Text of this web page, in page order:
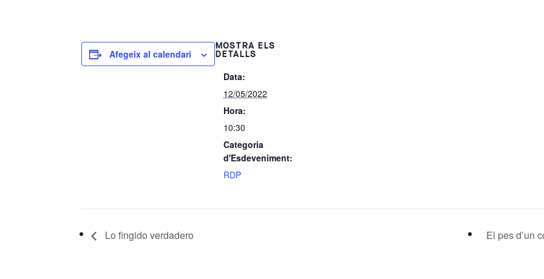
Afegeix al calendari
MOSTRA ELS
DETALLS
Data:
12/05/2022
Hora:
10:30
Categoria
d'Esdeveniment:
RDP
Lo fingido verdadero El pes d’un